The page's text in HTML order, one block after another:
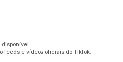
disponível
feeds e vídeos oficiais do TikTok.